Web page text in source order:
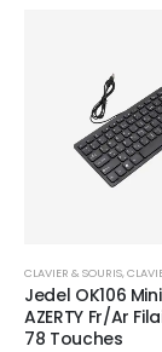
CLAVIER & SOURIS,
Jedel OK106
AZERTY Fr/Ar
78 Touches